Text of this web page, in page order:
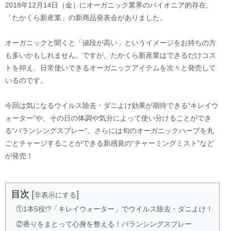
2018年12月14日（金）にオーガニック業界のパイオニア的存在、
「たかくら新産業」の新商品発表会がありました。
オーガニックと聞くと「値段が高い」というイメージをお持ちの方
も多いかもしれません。ですが、たかくら新産業はできるだけコス
トを抑え、日常使いできるオーガニックアイテムを次々と発売して
いるのです。
今回は気になるウイルス除去・ダニよけ効果が期待できる“キレイウ
ォーター”や、その日の体調や気分によって使い分けることができ
る“バランシングスプレー”。さらには旬のオーガニックハーブを丸
ごとチャージすることができる新感覚の“チャーミングミスト”など
が発売！
目次 [非表示にする]
①1本5役!?「キレイウォーター」でウイルス除去・ダニよけ！
②香りをまとって心身を整える！バランシングスプレー